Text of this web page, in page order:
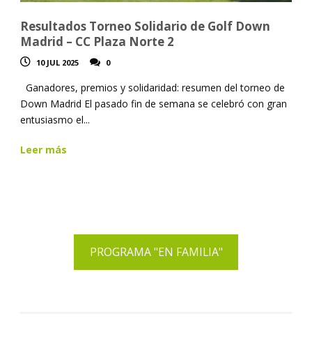
Resultados Torneo Solidario de Golf Down
Madrid – CC Plaza Norte 2
10 JUL 2025 0
Ganadores, premios y solidaridad: resumen del torneo de
Down Madrid El pasado fin de semana se celebró con gran
entusiasmo el...
Leer más
PROGRAMA "EN FAMILIA"